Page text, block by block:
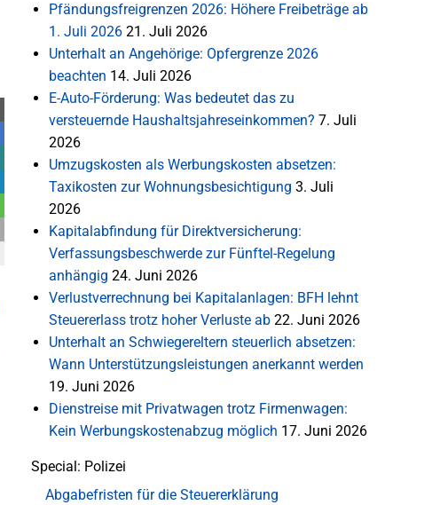
Pfändungsfreigrenzen 2026: Höhere Freibeträge ab
1. Juli 2026 21. Juli 2026
Unterhalt an Angehörige: Opfergrenze 2026
beachten 14. Juli 2026
E-Auto-Förderung: Was bedeutet das zu
versteuernde Haushaltsjahreseinkommen? 7. Juli
2026
Umzugskosten als Werbungskosten absetzen:
Taxikosten zur Wohnungsbesichtigung 3. Juli
2026
Kapitalabfindung für Direktversicherung:
Verfassungsbeschwerde zur Fünftel-Regelung
anhängig 24. Juni 2026
Verlustverrechnung bei Kapitalanlagen: BFH lehnt
Steuererlass trotz hoher Verluste ab 22. Juni 2026
Unterhalt an Schwiegereltern steuerlich absetzen:
Wann Unterstützungsleistungen anerkannt werden
19. Juni 2026
Dienstreise mit Privatwagen trotz Firmenwagen:
Kein Werbungskostenabzug möglich 17. Juni 2026
Special: Polizei
Abgabefristen für die Steuererklärung